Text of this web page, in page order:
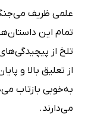
علمی ظریف
تمام این
تلخ از
از تعلیق بالا و
به‌خوبی بازتاب
می‌دارند.